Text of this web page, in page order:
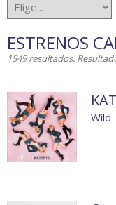
ESTRENOS
1549 resultados.
Wild